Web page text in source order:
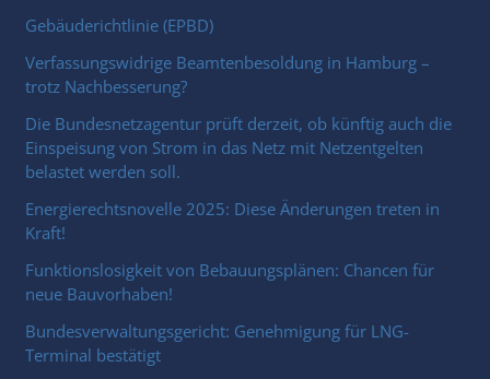
Gebäuderichtlinie (EPBD)
Verfassungswidrige Beamtenbesoldung in Hamburg –
trotz Nachbesserung?
Die Bundesnetzagentur prüft derzeit, ob künftig auch die
Einspeisung von Strom in das Netz mit Netzentgelten
belastet werden soll.
Energierechtsnovelle 2025: Diese Änderungen treten in
Kraft!
Funktionslosigkeit von Bebauungsplänen: Chancen für
neue Bauvorhaben!
Bundesverwaltungsgericht: Genehmigung für LNG-
Terminal bestätigt